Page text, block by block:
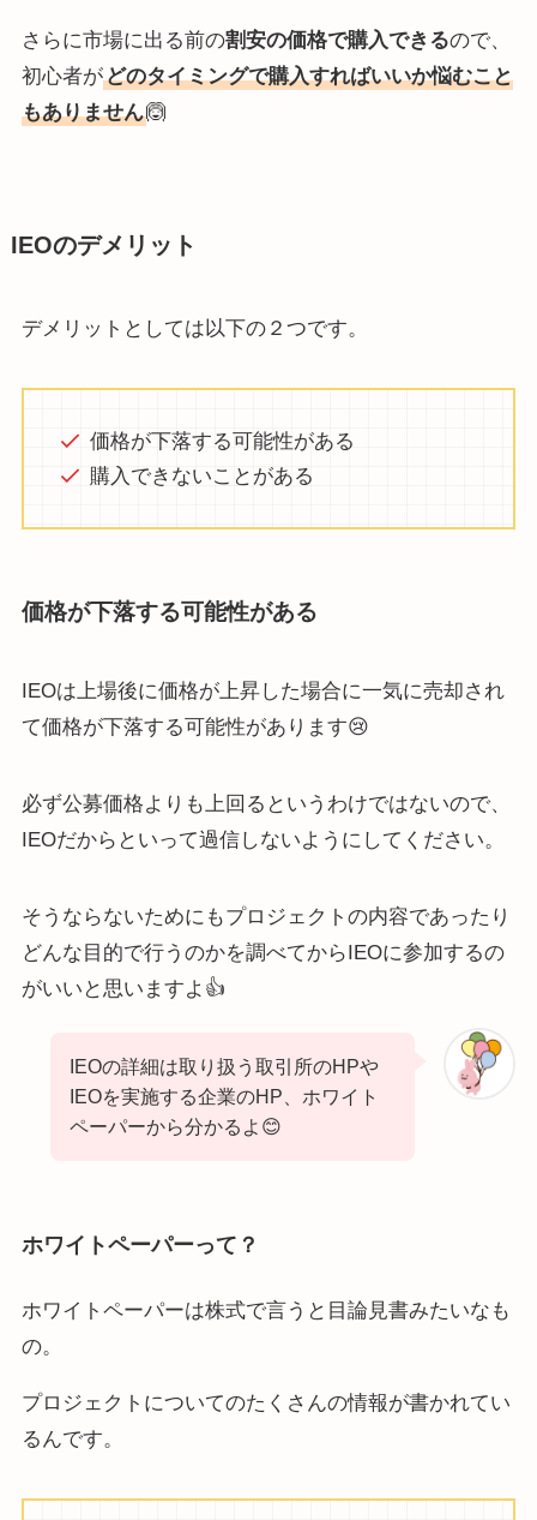
さらに市場に出る前の割安の価格で購入できるので、
初心者がどのタイミングで購入すればいいか悩むこと
もありません🙆
IEOのデメリット
デメリットとしては以下の２つです。
価格が下落する可能性がある
購入できないことがある
価格が下落する可能性がある
IEOは上場後に価格が上昇した場合に一気に売却され
て価格が下落する可能性があります😢
必ず公募価格よりも上回るというわけではないので、
IEOだからといって過信しないようにしてください。
そうならないためにもプロジェクトの内容であったり
どんな目的で行うのかを調べてからIEOに参加するの
がいいと思いますよ👍
IEOの詳細は取り扱う取引所のHPや
IEOを実施する企業のHP、ホワイト
ペーパーから分かるよ😊
ホワイトペーパーって？
ホワイトペーパーは株式で言うと目論見書みたいなも
の。
プロジェクトについてのたくさんの情報が書かれてい
るんです。